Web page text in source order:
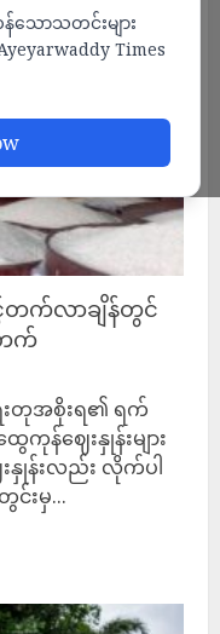
ောသတင်းများ
Times
တက်လာချိန်တွင်
က်
တုအစိုးရ၏ ရက်
န်ဈေးနှုန်းများ
နှုန်းလည်း လိုက်ပါ
င်းမှ...